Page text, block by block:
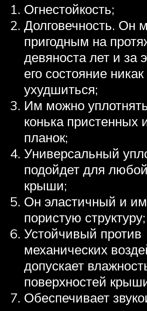
Огнестойкость;
Долговечность. Он
пригодным на
девяноста лет и за
его состояние
ухудшиться;
Им можно
конька пристенных
планок;
Универсальный
подойдет для
крыши;
Он эластичный и
пористую структуру;
Устойчивый против
механических
допускает
поверхностей
Обеспечивает